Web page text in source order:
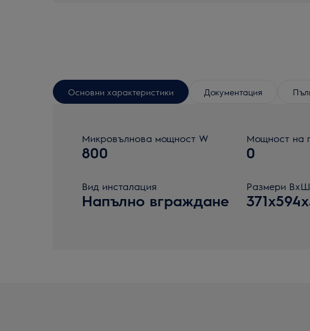
Основни характеристики Документация
Микровълнова мощност W
800
Мощност на
0
Вид инсталация
Напълно вграждане
Размери